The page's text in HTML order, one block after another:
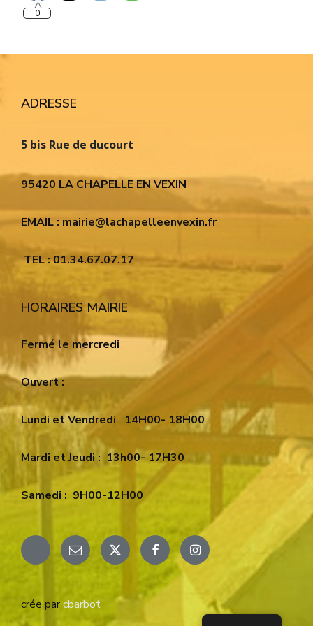
ADRESSE
5 bis Rue de ducourt
95420 LA CHAPELLE EN VEXIN
EMAIL : mairie@lachapelleenvexin.fr
TEL : 01.34.67.07.17
HORAIRES MAIRIE
Fermé le mercredi
Ouvert :
Lundi et Vendredi 14H00- 18H00
Mardi et Jeudi : 13h00- 17H30
Samedi : 9H00-12H00
Email X FacebookInstagram
crée parcbarbot
0